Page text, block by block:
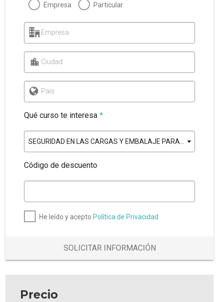
Empresa Particular
Empresa
Ciudad
Pais
Qué curso te interesa *
Código de descuento
He leído y acepto Política de Privacidad
SOLICITAR INFORMACIÓN
Precio